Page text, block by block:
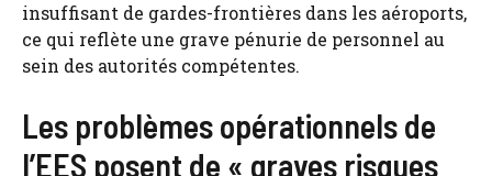
insuffisant de gardes-frontières dans les aéroports,
ce qui reflète une grave pénurie de personnel au
sein des autorités compétentes.
Les problèmes opérationnels de
l’EES posent de « graves risques